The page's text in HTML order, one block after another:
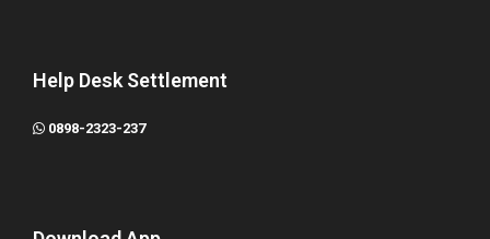
Help Desk Settlement
0898-2323-237